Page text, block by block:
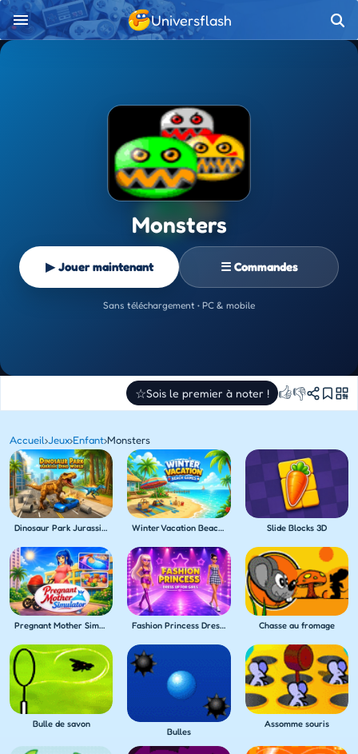
Universflash
Monsters
▶ Jouer maintenant ☰ Commandes
Sans téléchargement • PC & mobile
☆Sois le premier à noter ! 👍👎
Accueil›Jeux›Enfant›Monsters
Dinosaur Park Jurassic Dino World Winter Vacation Beach Games Slide Blocks 3D
Pregnant Mother Simulator Fashion Princess Dress Up for Girls Chasse au fromage
Bulle de savon
Bulles
Assomme souris